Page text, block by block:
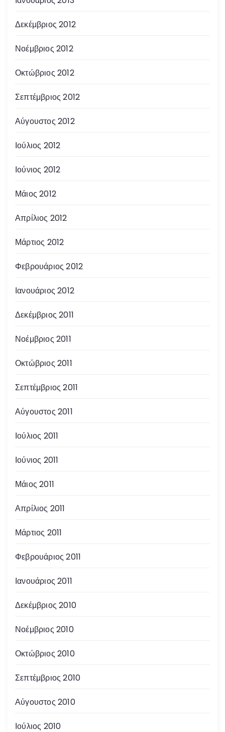
Δεκέμβριος 2012
Νοέμβριος 2012
Οκτώβριος 2012
Σεπτέμβριος 2012
Αύγουστος 2012
Ιούλιος 2012
Ιούνιος 2012
Μάιος 2012
Απρίλιος 2012
Μάρτιος 2012
Φεβρουάριος 2012
Ιανουάριος 2012
Δεκέμβριος 2011
Νοέμβριος 2011
Οκτώβριος 2011
Σεπτέμβριος 2011
Αύγουστος 2011
Ιούλιος 2011
Ιούνιος 2011
Μάιος 2011
Απρίλιος 2011
Μάρτιος 2011
Φεβρουάριος 2011
Ιανουάριος 2011
Δεκέμβριος 2010
Νοέμβριος 2010
Οκτώβριος 2010
Σεπτέμβριος 2010
Αύγουστος 2010
Ιούλιος 2010